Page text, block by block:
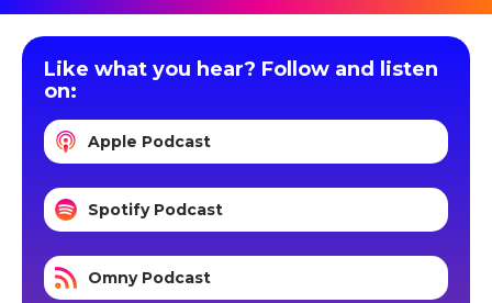
Like what you hear? Follow and listen
on:
Apple Podcast
Spotify Podcast
Omny Podcast